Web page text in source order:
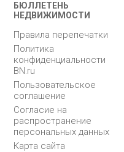
БЮЛЛЕТЕНЬ
НЕДВИЖИМОСТИ
Правила перепечатки
Политика
конфиденциальности
BN.ru
Пользовательское
соглашение
Согласие на
распространение
персональных данных
Карта сайта